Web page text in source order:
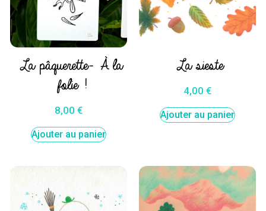
La pâquerette- À la
folie !
8,00 €
Ajouter au panier
La sieste
4,00 €
Ajouter au panier